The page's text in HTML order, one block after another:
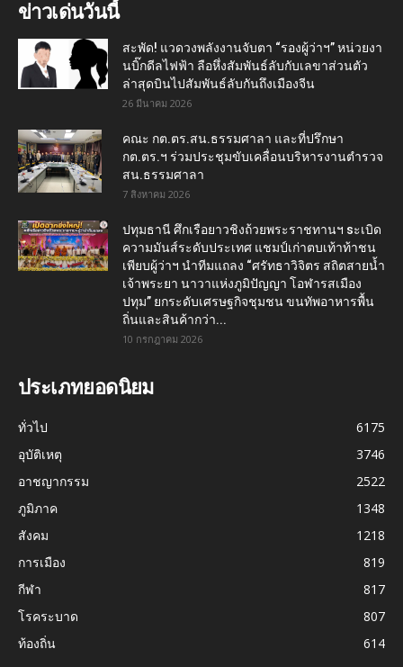
ข่าวเด่นวันนี้
สะพัด! แวดวงพลังงานจับตา “รองผู้ว่าฯ” หน่วยงา
นบิ๊กดีลไฟฟ้า ลือหึ่งสัมพันธ์ลับกับเลขาส่วนตัว
ล่าสุดบินไปสัมพันธ์ลับกันถึงเมืองจีน
26 มีนาคม 2026
คณะ กต.ตร.สน.ธรรมศาลา และที่ปรึกษา
กต.ตร.ฯ ร่วมประชุมขับเคลื่อนบริหารงานตำรวจ
สน.ธรรมศาลา
7 สิงหาคม 2026
ปทุมธานี ศึกเรือยาวชิงถ้วยพระราชทานฯ sะเบิด
ความมันส์ระดับประเทศ แชมป์เก่าตบเท้าท้าชน
เพียบผู้ว่าฯ นำทีมแถลง “ศรัทธาวิจิตร สถิตสายน้ำ
เจ้าพระยา นาวาแห่งภูมิปัญญา โอฬารสเมือง
ปทุม” ยกระดับเศรษฐกิจชุมชน ขนทัพอาหารพื้น
ถิ่นและสินค้ากว่า...
10 กรกฎาคม 2026
ประเภทยอดนิยม
ทั่วไป
6175
อุบัติเหตุ
3746
อาชญากรรม
2522
ภูมิภาค
1348
สังคม
1218
การเมือง
819
กีฬา
817
โรคระบาด
807
ท้องถิ่น
614